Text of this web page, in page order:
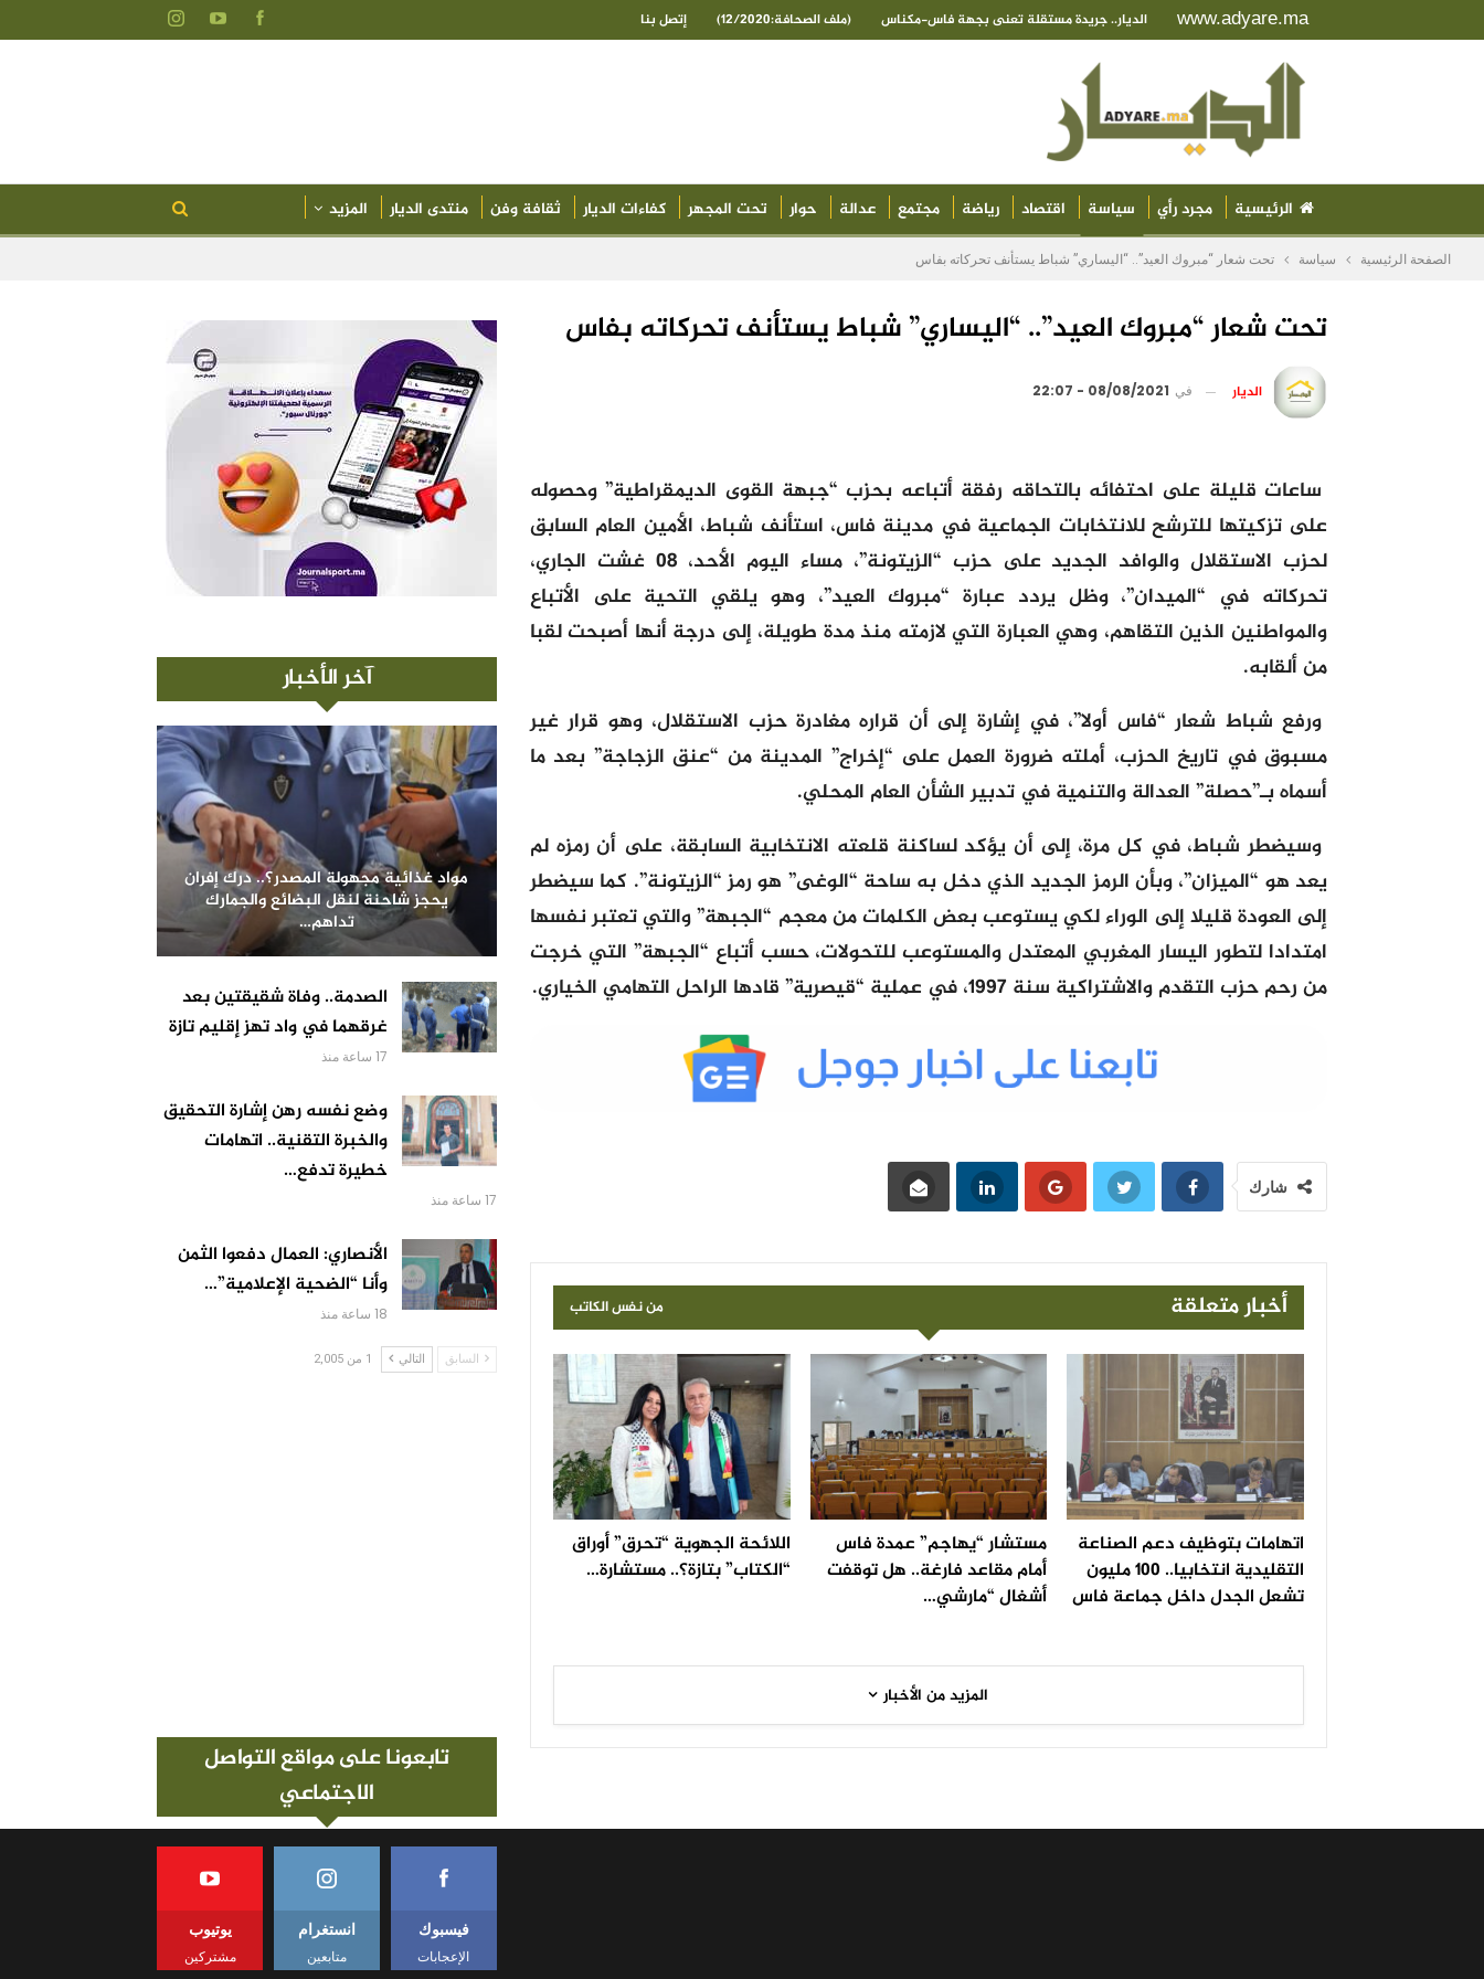
www.adyare.ma الديار.. جريدة مستقلة تعنى بجهة فاس-مكناس (ملف الصحافة:12/2020) إتصل بنا
الرئيسية مجرد رأي سياسة اقتصاد رياضة مجتمع عدالة حوار تحت المجهر كفاءات الديار ثقافة وفن منتدى الديار المزيد
الصفحة الرئيسية سياسة تحت شعار “مبروك العيد”.. “اليساري” شباط يستأنف تحركاته بفاس
تحت شعار “مبروك العيد”.. “اليساري” شباط يستأنف تحركاته بفاس
الديار في 08/08/2021 - 22:07
ساعات قليلة على احتفائه بالتحاقه رفقة أتباعه بحزب “جبهة القوى الديمقراطية” وحصوله
على تزكيتها للترشح للانتخابات الجماعية في مدينة فاس، استأنف شباط، الأمين العام السابق
لحزب الاستقلال والوافد الجديد على حزب “الزيتونة”، مساء اليوم الأحد، 08 غشت الجاري،
تحركاته في “الميدان”، وظل يردد عبارة “مبروك العيد”، وهو يلقي التحية على الأتباع
والمواطنين الذين التقاهم، وهي العبارة التي لازمته منذ مدة طويلة، إلى درجة أنها أصبحت لقبا
من ألقابه.
ورفع شباط شعار “فاس أولا”، في إشارة إلى أن قراره مغادرة حزب الاستقلال، وهو قرار غير
مسبوق في تاريخ الحزب، أملته ضرورة العمل على “إخراج” المدينة من “عنق الزجاجة” بعد ما
أسماه بـ”حصلة” العدالة والتنمية في تدبير الشأن العام المحلي.
وسيضطر شباط، في كل مرة، إلى أن يؤكد لساكنة قلعته الانتخابية السابقة، على أن رمزه لم
يعد هو “الميزان”، وبأن الرمز الجديد الذي دخل به ساحة “الوغى” هو رمز “الزيتونة”. كما سيضطر
إلى العودة قليلا إلى الوراء لكي يستوعب بعض الكلمات من معجم “الجبهة” والتي تعتبر نفسها
امتدادا لتطور اليسار المغربي المعتدل والمستوعب للتحولات، حسب أتباع “الجبهة” التي خرجت
من رحم حزب التقدم والاشتراكية سنة 1997، في عملية “قيصرية” قادها الراحل التهامي الخياري.
شارك
أخبار متعلقة من نفس الكاتب
اتهامات بتوظيف دعم الصناعة
التقليدية انتخابيا.. 100 مليون
تشعل الجدل داخل جماعة فاس
مستشار “يهاجم” عمدة فاس
أمام مقاعد فارغة.. هل توقفت
أشغال “مارشي…
اللائحة الجهوية “تحرق” أوراق
“الكتاب” بتازة؟.. مستشارة…
المزيد من الأخبار
آخر الأخبار
مواد غذائية مجهولة المصدر؟.. درك إفران
يحجز شاحنة لنقل البضائع والجمارك
تداهم…
الصدمة.. وفاة شقيقتين بعد
غرقهما في واد تهز إقليم تازة
17 ساعة منذ
وضع نفسه رهن إشارة التحقيق
والخبرة التقنية.. اتهامات
خطيرة تدفع…
17 ساعة منذ
الأنصاري: العمال دفعوا الثمن
وأنا “الضحية الإعلامية”…
18 ساعة منذ
السابق التالي 1 من 2,005
تابعونا على مواقع التواصل
الاجتماعي
فيسبوك
الإعجابات
انستغرام
متابعين
يوتيوب
مشتركين